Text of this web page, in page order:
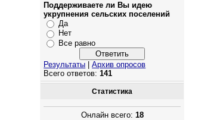
Поддерживаете ли Вы идею
укрупнения сельских поселений
Да
Нет
Все равно
Результаты |Архив опросов
Всего ответов:141
Статистика
Онлайн всего: 18